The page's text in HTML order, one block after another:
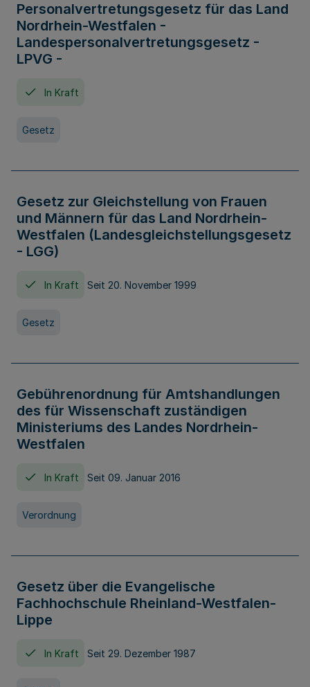
Personalvertretungsgesetz für das Land
Nordrhein-Westfalen -
Landespersonalvertretungsgesetz -
LPVG -
In Kraft
Gesetz
Gesetz zur Gleichstellung von Frauen
und Männern für das Land Nordrhein-
Westfalen (Landesgleichstellungsgesetz
- LGG)
In Kraft Seit 20. November 1999
Gesetz
Gebührenordnung für Amtshandlungen
des für Wissenschaft zuständigen
Ministeriums des Landes Nordrhein-
Westfalen
In Kraft Seit 09. Januar 2016
Verordnung
Gesetz über die Evangelische
Fachhochschule Rheinland-Westfalen-
Lippe
In Kraft Seit 29. Dezember 1987